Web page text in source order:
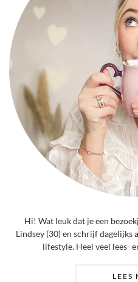
Hi! Wat leuk dat je een
Lindsey (30) en schrijf dagelijks
lifestyle. Heel veel lees-
LEES